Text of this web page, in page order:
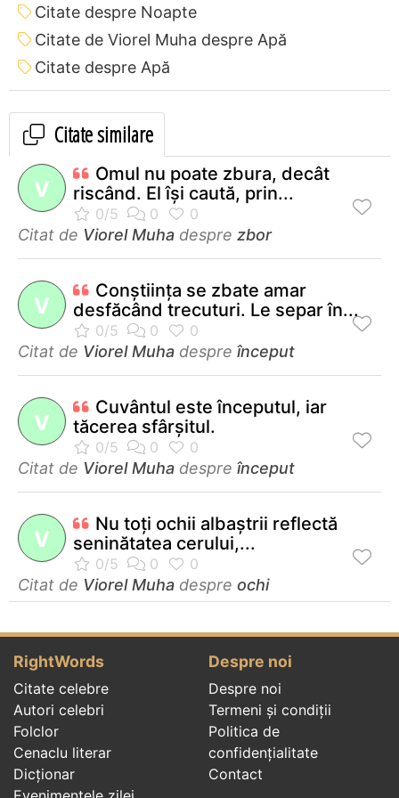
Citate despre Noapte
Citate de Viorel Muha despre Apă
Citate despre Apă
Citate similare
V
Omul nu poate zbura, decât
riscând. El îşi caută, prin...
Citat de Viorel Muha despre zbor
V
Conştiinţa se zbate amar
desfăcând trecuturi. Le separ în...
Citat de Viorel Muha despre început
V
Cuvântul este începutul, iar
tăcerea sfârşitul.
Citat de Viorel Muha despre început
V
Nu toţi ochii albaştrii reflectă
seninătatea cerului,...
Citat de Viorel Muha despre ochi
RightWords
Citate celebre
Autori celebri
Folclor
Cenaclu literar
Dicționar
Despre noi
Despre noi
Termeni și condiții
Politica de
confidenţialitate
Contact